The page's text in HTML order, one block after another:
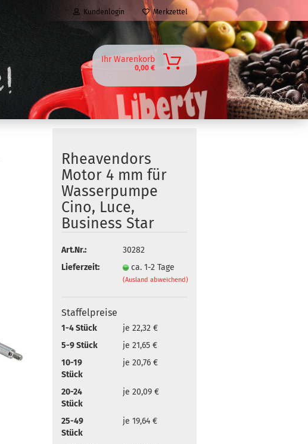
Kundenlogin Merkzettel
Ihr Warenkorb
0,00 €
Rheavendors
Motor 4 mm für
Wasserpumpe
Cino, Luce,
Business Star
Art.Nr.:
30282
Lieferzeit:
ca. 1-2 Tage
(Ausland abweichend)
Staffelpreise
1-4 Stück
je 22,32 €
5-9 Stück
je 21,65 €
10-19
Stück
je 20,76 €
20-24
Stück
je 20,09 €
25-49
Stück
je 19,64 €